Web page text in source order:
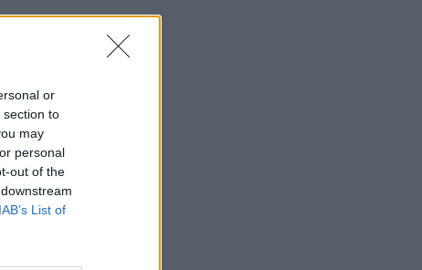
or
section to
may
personal
out of the
IAB’s List of